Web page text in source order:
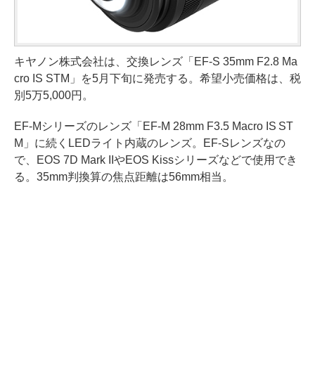
キヤノン株式会社は、交換レンズ「EF-S 35mm F2.8 Ma
cro IS STM」を5月下旬に発売する。希望小売価格は、税
別5万5,000円。
EF-Mシリーズのレンズ「EF-M 28mm F3.5 Macro IS ST
M」に続くLEDライト内蔵のレンズ。EF-Sレンズなの
で、EOS 7D Mark IIやEOS Kissシリーズなどで使用でき
る。35mm判換算の焦点距離は56mm相当。